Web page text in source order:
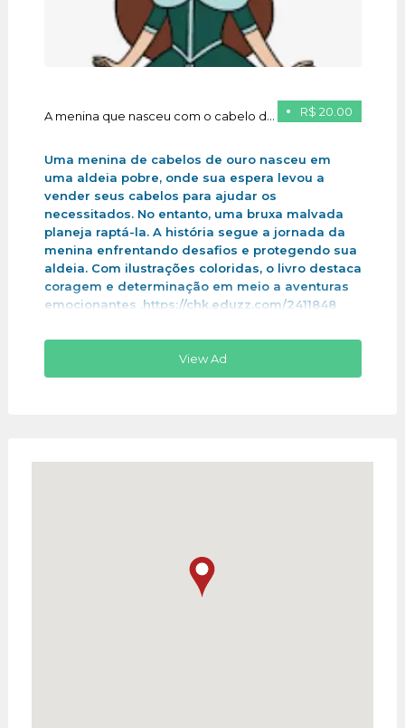
R$ 20.00
A menina que nasceu com o cabelo de ouro
Uma menina de cabelos de ouro nasceu em
uma aldeia pobre, onde sua espera levou a
vender seus cabelos para ajudar os
necessitados. No entanto, uma bruxa malvada
planeja raptá-la. A história segue a jornada da
menina enfrentando desafios e protegendo sua
aldeia. Com ilustrações coloridas, o livro destaca
coragem e determinação em meio a aventuras
emocionantes .https://chk.eduzz.com/2411848
View Ad